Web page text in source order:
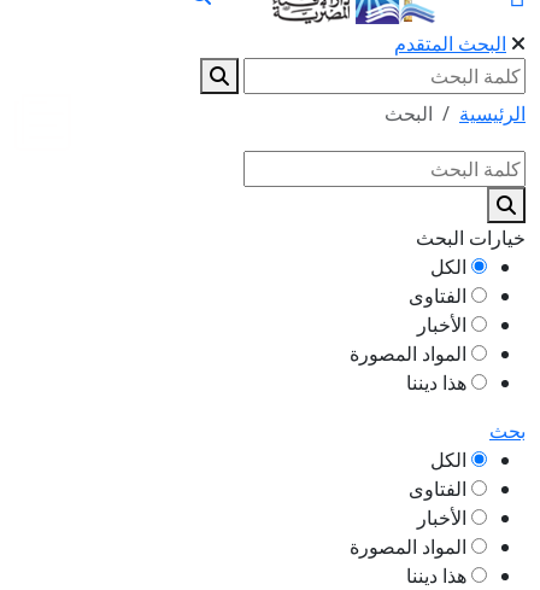
البحث المتقدم
الرئيسية البحث
خيارات البحث
الكل
الفتاوى
الأخبار
المواد المصورة
هذا ديننا
بحث
الكل
الفتاوى
الأخبار
المواد المصورة
هذا ديننا